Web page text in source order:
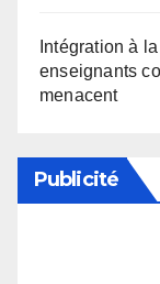
Intégration à
enseignants
menacent
Publicité